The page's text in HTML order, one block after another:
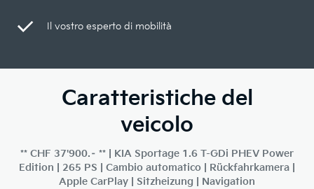
Il vostro esperto di mobilità
Caratteristiche del
veicolo
** CHF 37'900.– ** | KIA Sportage 1.6 T-GDi PHEV Power
Edition | 265 PS | Cambio automatico | Rückfahrkamera |
Apple CarPlay | Sitzheizung | Navigation